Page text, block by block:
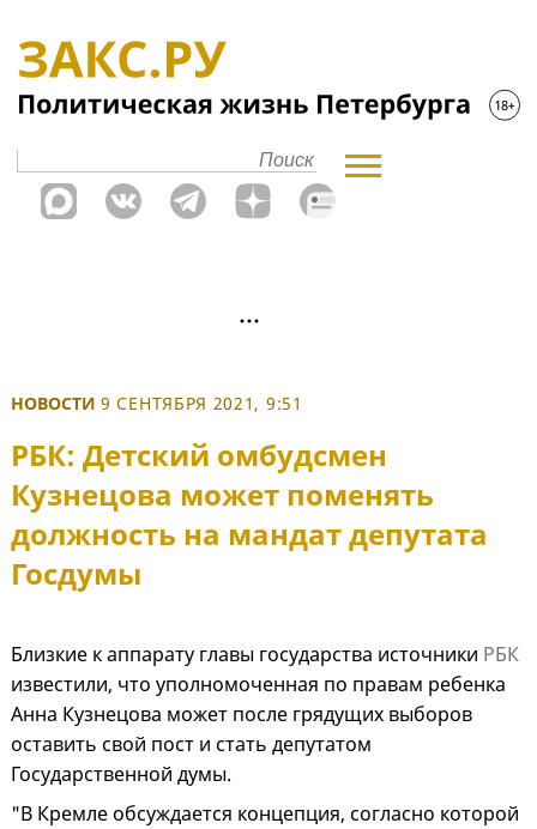
НОВОСТИ 9 СЕНТЯБРЯ 2021, 9:51
РБК: Детский омбудсмен
Кузнецова может поменять
должность на мандат депутата
Госдумы
Близкие к аппарату главы государства источники РБК
известили, что уполномоченная по правам ребенка
Анна Кузнецова может после грядущих выборов
оставить свой пост и стать депутатом
Государственной думы.
"В Кремле обсуждается концепция, согласно которой